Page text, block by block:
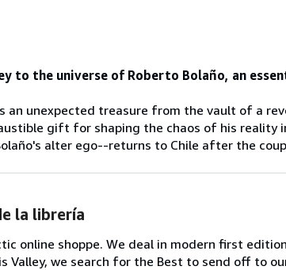
to the universe of Roberto Bolaño, an
an unexpected treasure from the vault of a
gift for shaping the chaos of his reality
alter ego--returns to Chile after the
la librería
online shoppe. We deal in modern first
Valley, we search for the Best to send off to